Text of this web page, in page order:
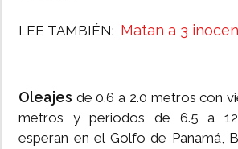
LEE TAMBIÉN: Matan a 3
Oleajes de 0.6 a 2.0 metros con
metros y periodos de 6.5 a
esperan en el Golfo de Panamá,